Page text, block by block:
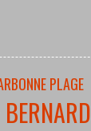
PLAGE